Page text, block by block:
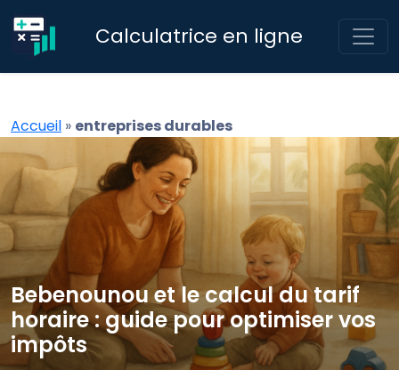
Calculatrice en ligne
Accueil » entreprises durables
Bebenounou et le calcul du tarif
horaire : guide pour optimiser vos
impôts